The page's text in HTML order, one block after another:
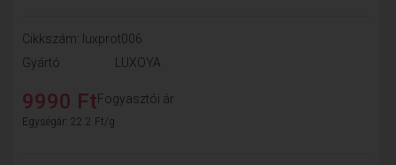
Cikkszám: luxprot006
Gyártó
LUXOYA
Fogyasztói ár
9990 Ft
Egységár: 22.2 Ft/g